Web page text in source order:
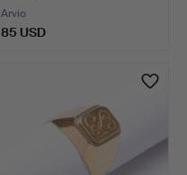
Arvio
85 USD